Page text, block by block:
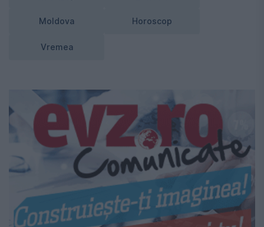
Moldova Horoscop
Vremea